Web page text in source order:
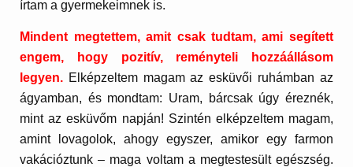
írtam a gyermekeimnek is.
Mindent megtettem, amit csak tudtam, ami segített
engem, hogy pozitív, reményteli hozzáállásom
legyen. Elképzeltem magam az esküvői ruhámban az
ágyamban, és mondtam: Uram, bárcsak úgy éreznék,
mint az esküvőm napján! Szintén elképzeltem magam,
amint lovagolok, ahogy egyszer, amikor egy farmon
vakációztunk – maga voltam a megtestesült egészség.